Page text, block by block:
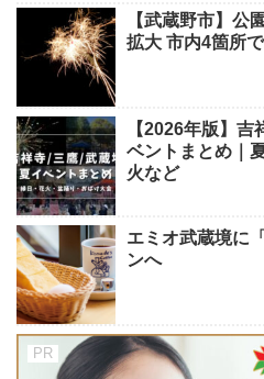
【武蔵野市】公
拡大 市内4箇所
【2026年版】
ベントまとめ｜
火など
エミオ武蔵境に
ンへ